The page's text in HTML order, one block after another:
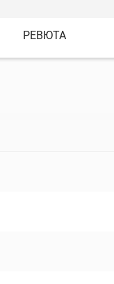
РЕВЮТА